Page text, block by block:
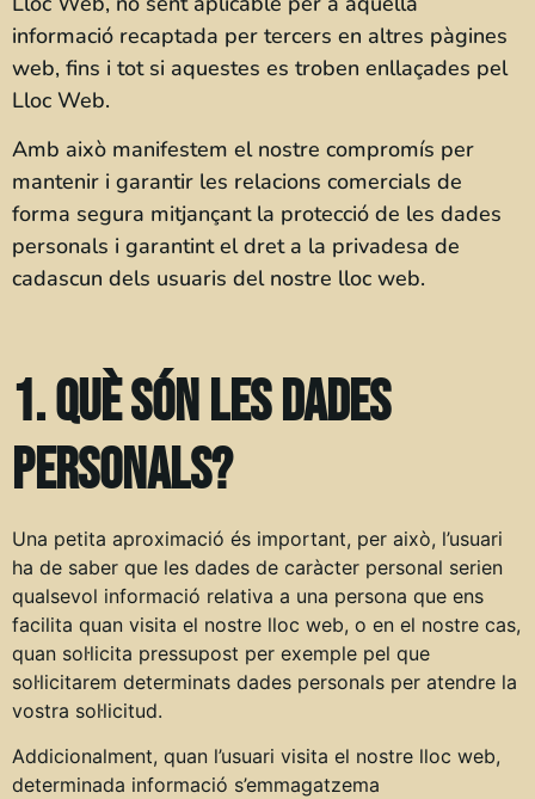
informació recaptada per tercers en altres pàgines
web, fins i tot si aquestes es troben enllaçades pel
Lloc Web.
Amb això manifestem el nostre compromís per
mantenir i garantir les relacions comercials de
forma segura mitjançant la protecció de les dades
personals i garantint el dret a la privadesa de
cadascun dels usuaris del nostre lloc web.
1. Què són les dades
personals?
Una petita aproximació és important, per això, l’usuari
ha de saber que les dades de caràcter personal serien
qualsevol informació relativa a una persona que ens
facilita quan visita el nostre lloc web, o en el nostre cas,
quan sol·licita pressupost per exemple pel que
sol·licitarem determinats dades personals per atendre la
vostra sol·licitud.
Addicionalment, quan l’usuari visita el nostre lloc web,
determinada informació s’emmagatzema